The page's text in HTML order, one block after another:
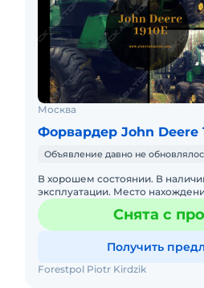
Москва
Форвардер John Deere
Объявление давно не
В хорошем состоянии. В
эксплуатации. Место
доставкой. Бесплатная
Двигатель без нарекСнята с
Получить
Forestpol Piotr Kirdzik